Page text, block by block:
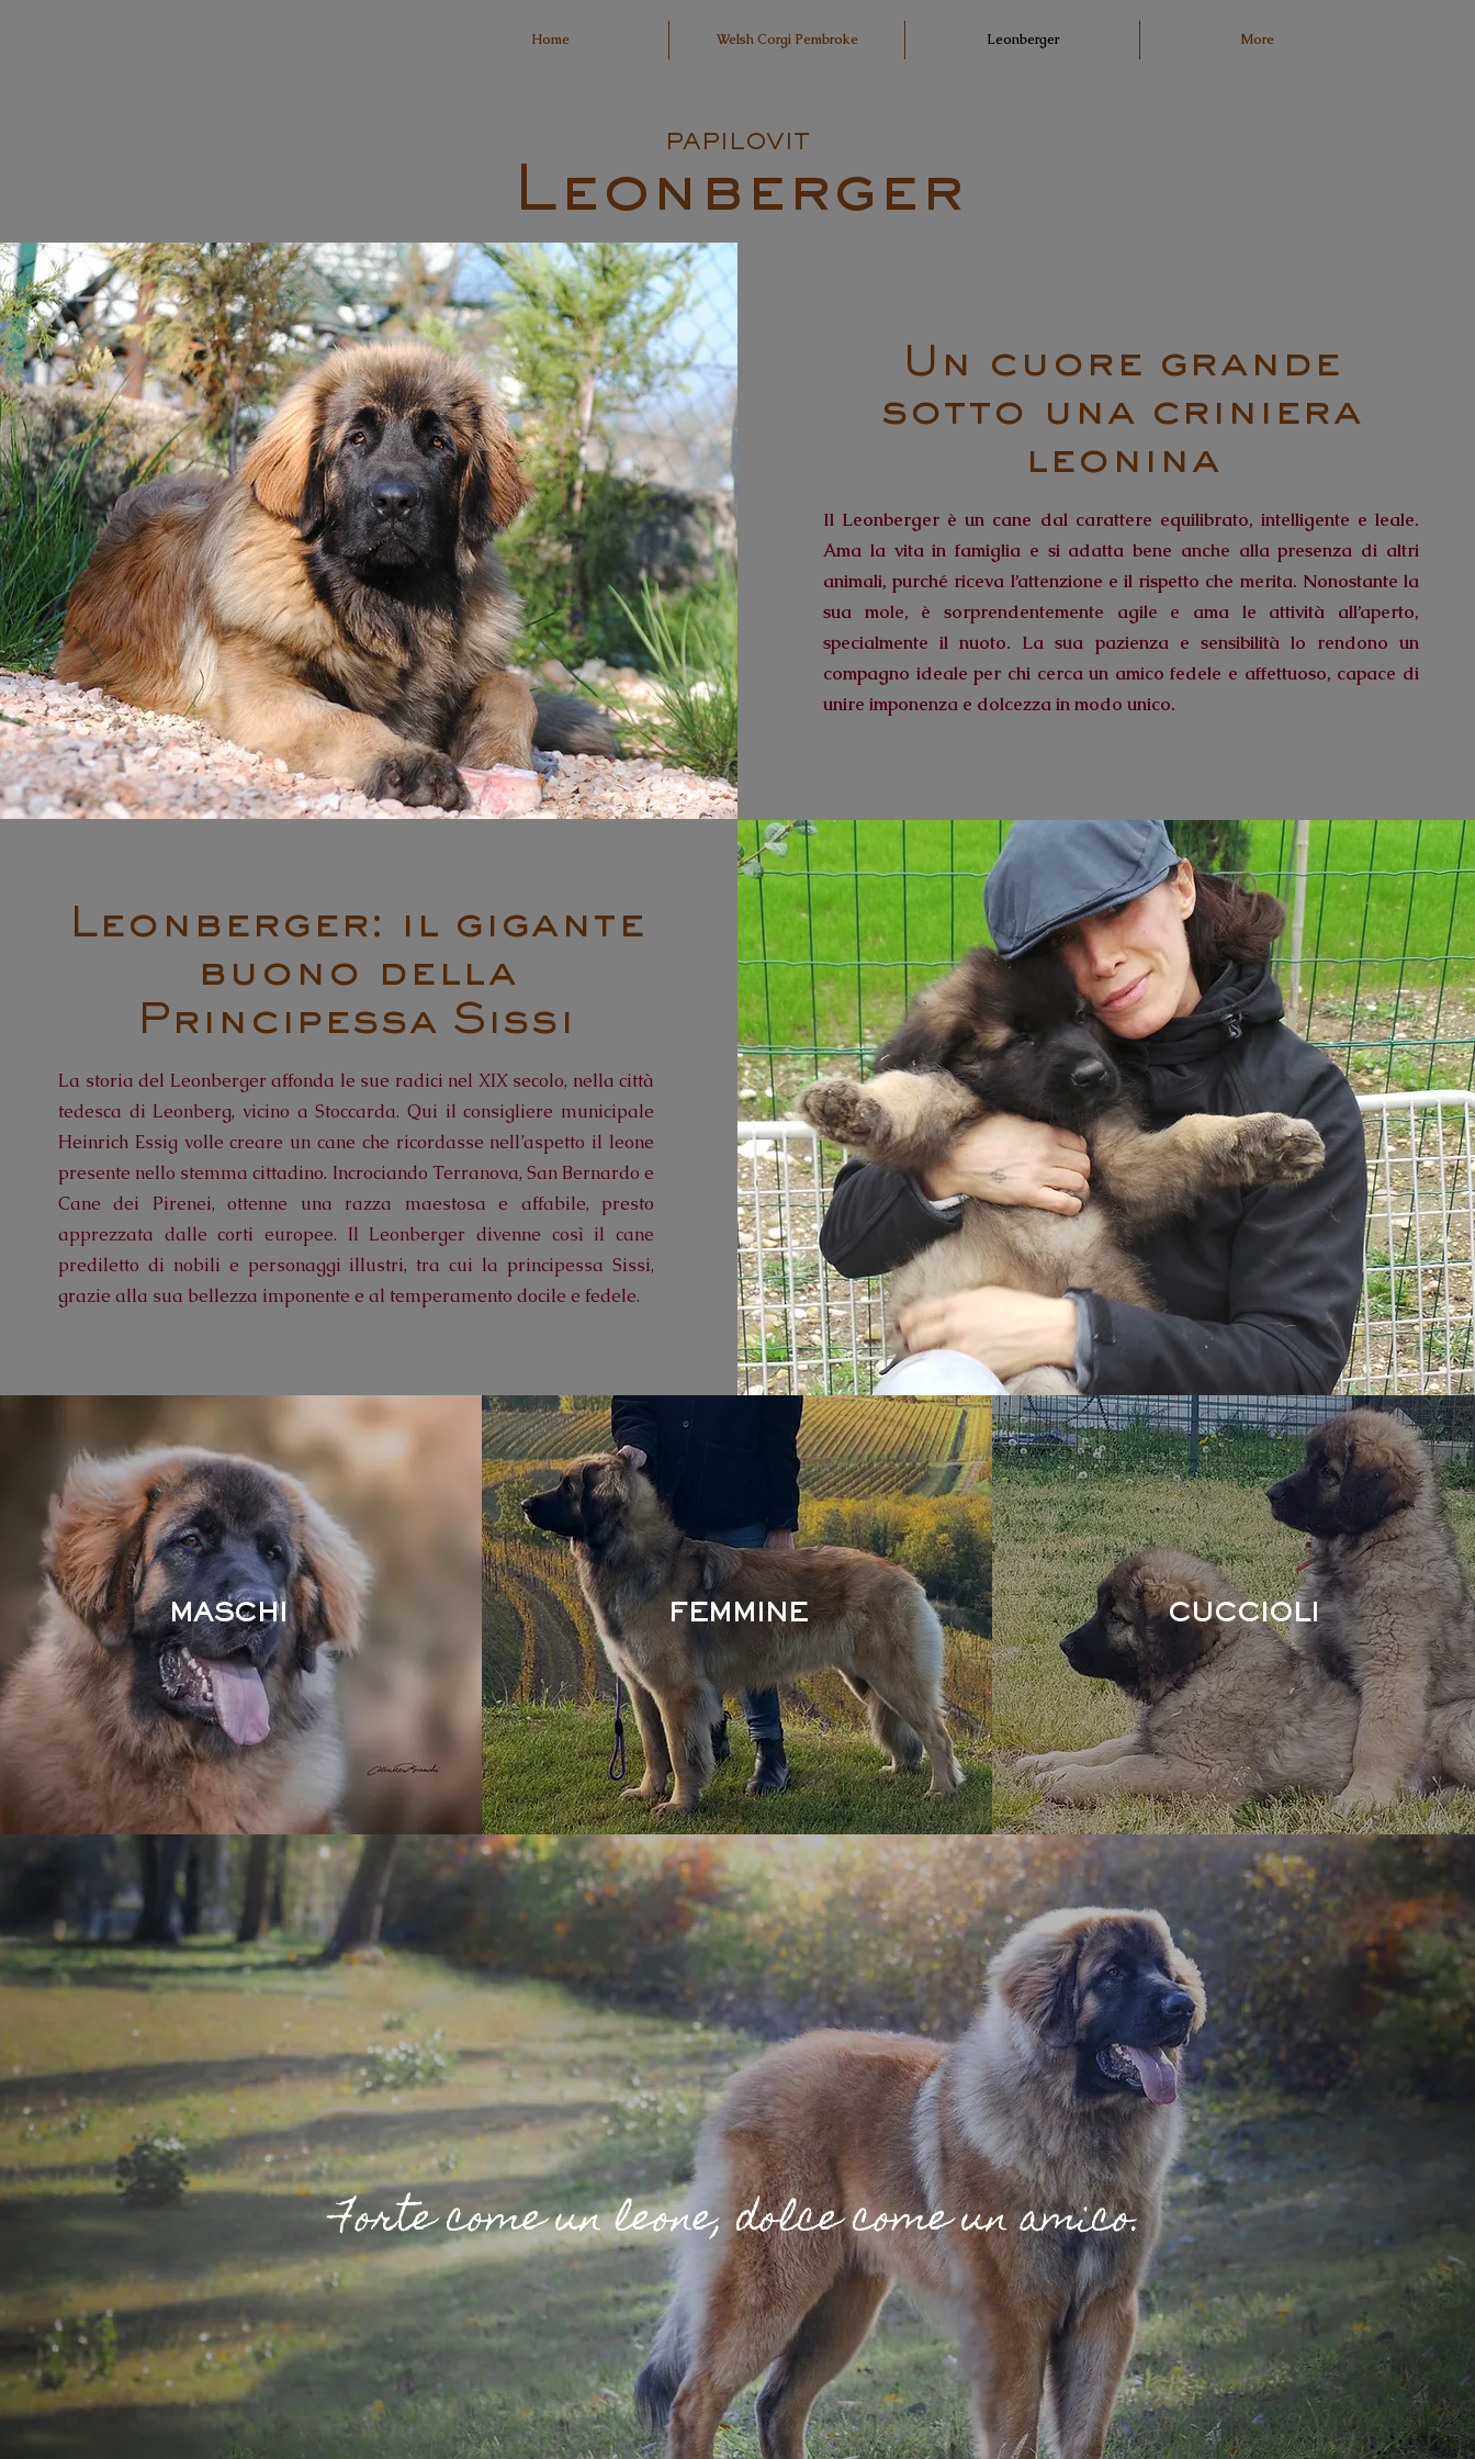
Home Welsh Corgi Pembroke Leonberger More
PAPILOVIT
Leonberger
Un cuore grande
sotto una criniera
leonina
Il Leonberger è un cane dal carattere equilibrato, intelligente e leale.
Ama la vita in famiglia e si adatta bene anche alla presenza di altri
animali, purché riceva l’attenzione e il rispetto che merita. Nonostante la
sua mole, è sorprendentemente agile e ama le attività all’aperto,
specialmente il nuoto. La sua pazienza e sensibilità lo rendono un
compagno ideale per chi cerca un amico fedele e affettuoso, capace di
unire imponenza e dolcezza in modo unico.
Leonberger: il gigante
buono della
Principessa Sissi
La storia del Leonberger affonda le sue radici nel XIX secolo, nella città
tedesca di Leonberg, vicino a Stoccarda. Qui il consigliere municipale
Heinrich Essig volle creare un cane che ricordasse nell’aspetto il leone
presente nello stemma cittadino. Incrociando Terranova, San Bernardo e
Cane dei Pirenei, ottenne una razza maestosa e affabile, presto
apprezzata dalle corti europee. Il Leonberger divenne così il cane
prediletto di nobili e personaggi illustri, tra cui la principessa Sissi,
grazie alla sua bellezza imponente e al temperamento docile e fedele.
MASCHI FEMMINE CUCCIOLI
Forte come un leone, dolce come un amico.